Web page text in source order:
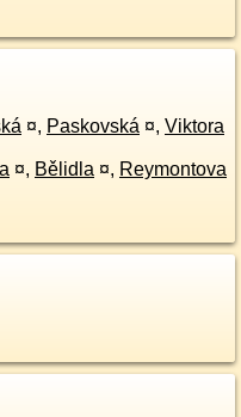
¤, Paskovská ¤, Viktora
¤, Bělidla ¤, Reymontova